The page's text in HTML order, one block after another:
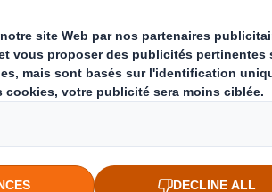
de ce que nous faisons et de